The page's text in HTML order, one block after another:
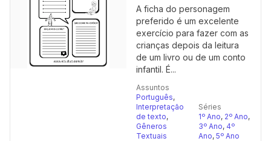
A ficha do personagem
preferido é um excelente
exercício para fazer com as
crianças depois da leitura
de um livro ou de um conto
infantil. É...
Assuntos
Português,
Interpretação
de texto,
Gêneros
Textuais
Séries
1º Ano, 2º Ano,
3º Ano, 4º
Ano, 5º Ano